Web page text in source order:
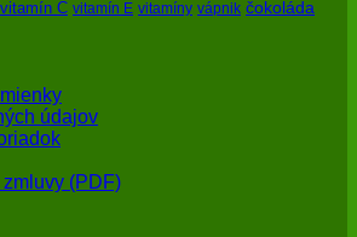
vitamín C vitamín E vitamíny vápnik čokoláda
údajov
(PDF)